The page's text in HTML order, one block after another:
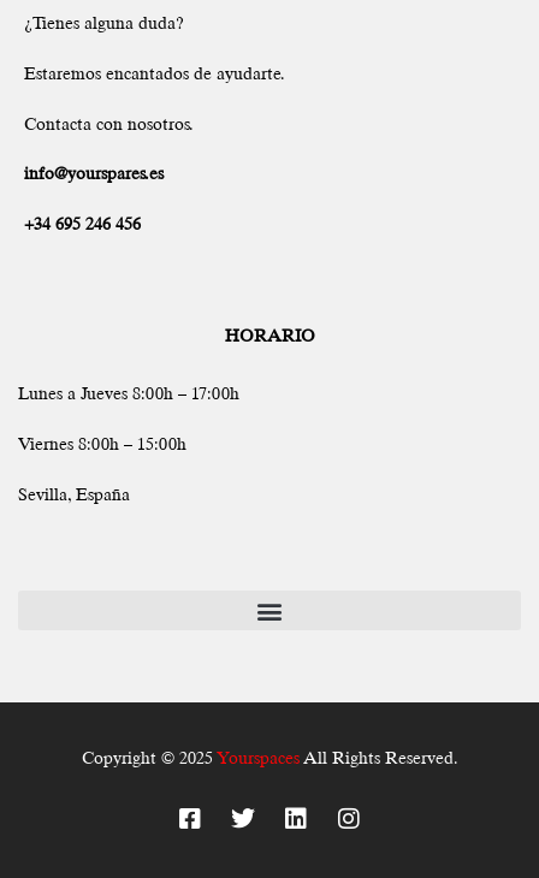
¿Tienes alguna duda?
Estaremos encantados de ayudarte.
Contacta con nosotros.
info@yourspares.es
+34 695 246 456
HORARIO
Lunes a Jueves 8:00h – 17:00h
Viernes 8:00h – 15:00h
Sevilla, España
Copyright © 2025 YourspacesAll Rights Reserved.